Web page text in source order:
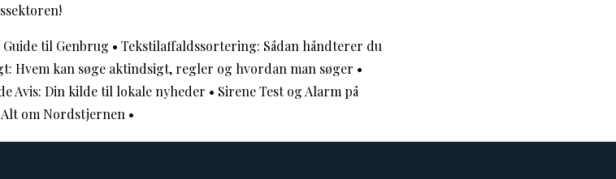
til Genbrug • Tekstilaffaldssortering: Sådan håndterer du
Hvem kan søge aktindsigt, regler og hvordan man søger •
Avis: Din kilde til lokale nyheder • Sirene Test og Alarm på
Alt om Nordstjernen •